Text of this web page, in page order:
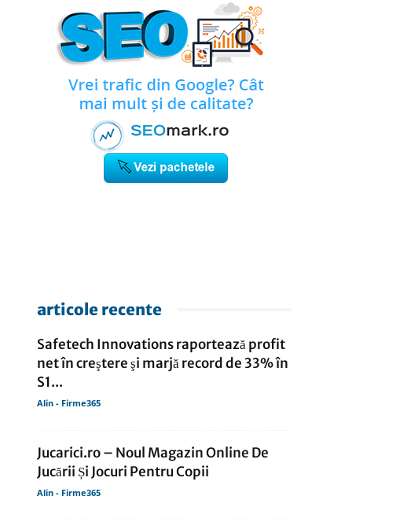
articole recente
Safetech Innovations raportează profit
net în creştere şi marjă record de 33% în
S1...
Alin - Firme365
Jucarici.ro – Noul Magazin Online De
Jucării Și Jocuri Pentru Copii
Alin - Firme365